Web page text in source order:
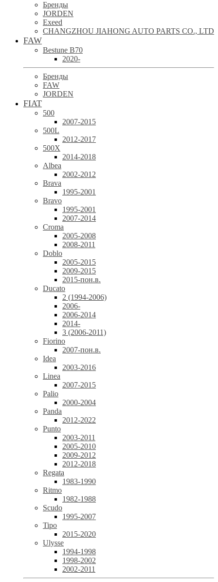
Бренды
JORDEN
Exeed
CHANGZHOU JIAHONG AUTO PARTS CO., LTD
FAW
Bestune B70
2020-
Бренды
FAW
JORDEN
FIAT
500
2007-2015
500L
2012-2017
500X
2014-2018
Albea
2002-2012
Brava
1995-2001
Bravo
1995-2001
2007-2014
Croma
2005-2008
2008-2011
Doblo
2005-2015
2009-2015
2015-пон.в.
Ducato
2 (1994-2006)
2006-
2006-2014
2014-
3 (2006-2011)
Fiorino
2007-пон.в.
Idea
2003-2016
Linea
2007-2015
Palio
2000-2004
Panda
2012-2022
Punto
2003-2011
2005-2010
2009-2012
2012-2018
Regata
1983-1990
Ritmo
1982-1988
Scudo
1995-2007
Tipo
2015-2020
Ulysse
1994-1998
1998-2002
2002-2011